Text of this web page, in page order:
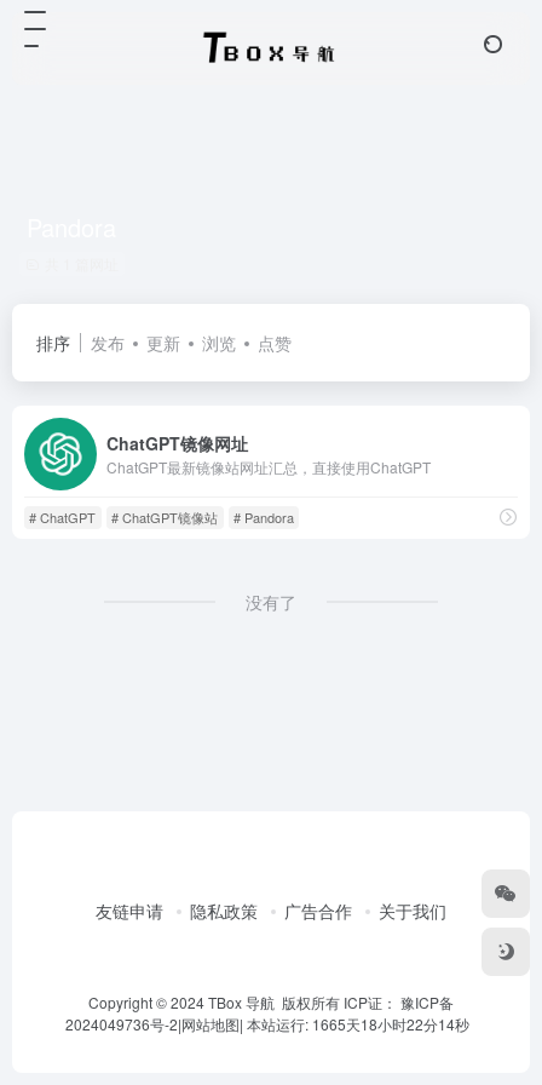
排序 发布 更新 浏览 点赞
ChatGPT镜像网址
ChatGPT最新镜像站网址汇总，直接使用ChatGPT
# ChatGPT # ChatGPT镜像站 # Pandora
没有了
友链申请 隐私政策 广告合作 关于我们
Copyright © 2024 TBox 导航 版权所有 ICP证： 豫ICP备
2024049736号-2|网站地图| 本站运行: 1665天18小时22分14秒